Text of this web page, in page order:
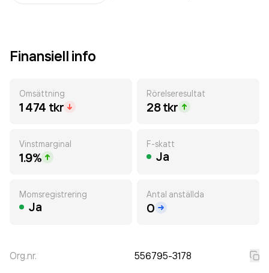
Finansiell info
Omsättning
1 474 tkr
Rörelseresultat
28 tkr
Vinstmarginal
1.9%
F-skatt
Ja
Momsregistrering
Ja
Antal anställda
0
Org.nr. 556795-3178